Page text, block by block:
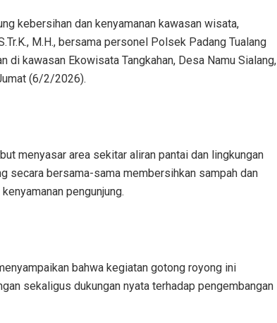
kebersihan dan kenyamanan kawasan wisata,
M.H., bersama personel Polsek Padang Tualang
kawasan Ekowisata Tangkahan, Desa Namu Sialang,
(6/2/2026).
menyasar area sekitar aliran pantai dan lingkungan
secara bersama-sama membersihkan sampah dan
pengunjung.
bahwa kegiatan gotong royong ini
sekaligus dukungan nyata terhadap pengembangan